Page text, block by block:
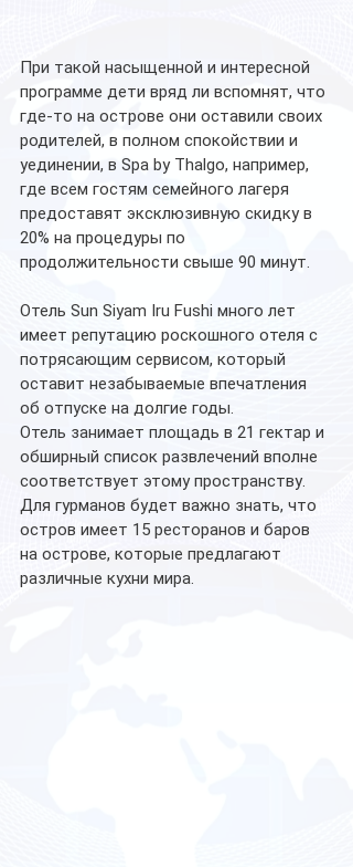
При такой насыщенной и интересной
программе дети вряд ли вспомнят, что
где-то на острове они оставили своих
родителей, в полном спокойствии и
уединении, в Spa by Thalgo, например,
где всем гостям семейного лагеря
предоставят эксклюзивную скидку в
20% на процедуры по
продолжительности свыше 90 минут.
Отель Sun Siyam Iru Fushi много лет
имеет репутацию роскошного отеля с
потрясающим сервисом, который
оставит незабываемые впечатления
об отпуске на долгие годы.
Отель занимает площадь в 21 гектар и
обширный список развлечений вполне
соответствует этому пространству.
Для гурманов будет важно знать, что
остров имеет 15 ресторанов и баров
на острове, которые предлагают
различные кухни мира.